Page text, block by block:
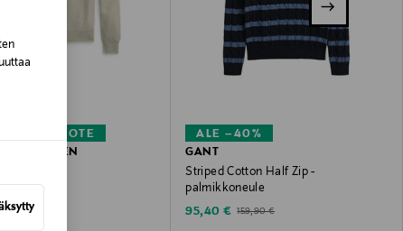
LAUREN
ALE –40%
GANT
Striped Cotton Half Zip -
palmikkoneule
Discounted Price
95,40 € Original Price
159,90 €